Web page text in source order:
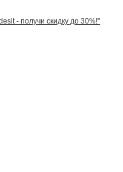
- получи скидку до 30%!"